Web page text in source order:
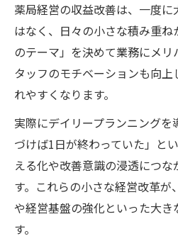
薬局経営の収益改善は、一度
はなく、日々の小さな積み重ね
のテーマ」を決めて業務にメリ
タッフのモチベーションも向
れやすくなります。
実際にデイリープランニング
づけば1日が終わっていた」と
える化や改善意識の浸透につ
す。これらの小さな経営改革が
や経営基盤の強化といった大
す。